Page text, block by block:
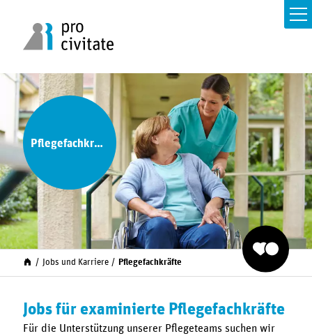
Pflegefachkräfte
Jobs und Karriere Pflegefachkräfte
Jobs für examinierte Pflegefachkräfte
Für die Unterstützung unserer Pflegeteams suchen wir